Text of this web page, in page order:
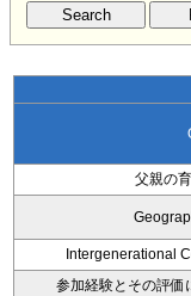
父親の
Intergenerational
参加経験とその評価